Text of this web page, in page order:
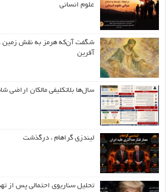
علوم انسانی
شگفت آن‌که هرمز به نقش زمین ،
آفرین
سال‌ها بلاتکلیفی مالکان اراضی شاهنامه
لیندزی گراهام ، درگذشت
تحلیل سناریوی احتمالی پس از